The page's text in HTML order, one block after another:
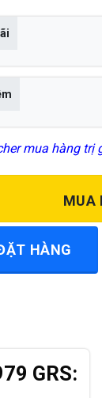
mua hàng trị
MUA
HÀNG
GRS: